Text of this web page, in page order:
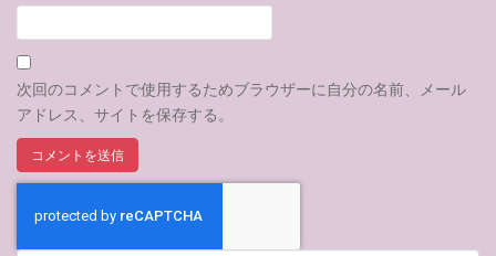
次回のコメントで使用するためブラウザーに自分の名前、メール
アドレス、サイトを保存する。